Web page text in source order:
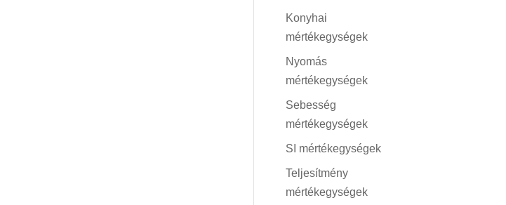
Konyhai
mértékegységek
Nyomás
mértékegységek
Sebesség
mértékegységek
SI mértékegységek
Teljesítmény
mértékegységek